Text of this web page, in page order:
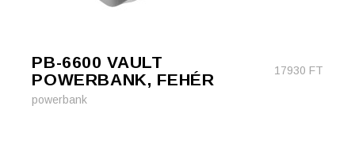
PB-6600 VAULT
POWERBANK, FEHÉR
17930 FT
powerbank